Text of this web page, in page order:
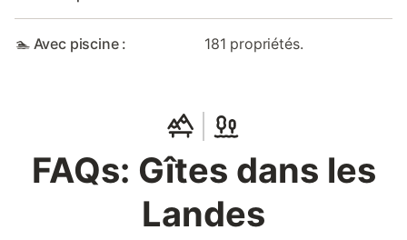
🏊 Avec piscine : 181 propriétés.
FAQs: Gîtes dans les
Landes